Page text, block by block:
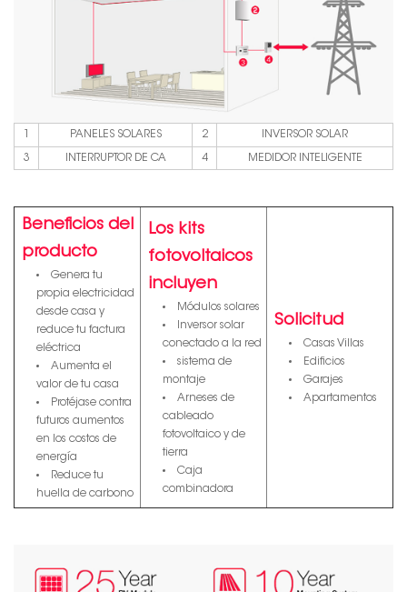
PANELES SOLARES 2 INVERSOR SOLAR
3 INTERRUPTOR DE CA 4 MEDIDOR INTELIGENTE
Beneficios del
producto
Genera tu
propia electricidad
desde casa y
reduce tu factura
eléctrica
Aumenta el
valor de tu casa
Protéjase contra
futuros aumentos
en los costos de
energía
Reduce tu
huella de carbono
Los kits
fotovoltaicos
incluyen
Módulos solares
Inversor solar
conectado a la red
sistema de
montaje
Arneses de
cableado
fotovoltaico y de
tierra
Caja
combinadora
Solicitud
Casas Villas
Edificios
Garajes
Apartamentos